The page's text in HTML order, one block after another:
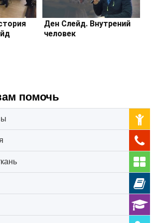
Ден Слейд. Внутрений
человек
помочь